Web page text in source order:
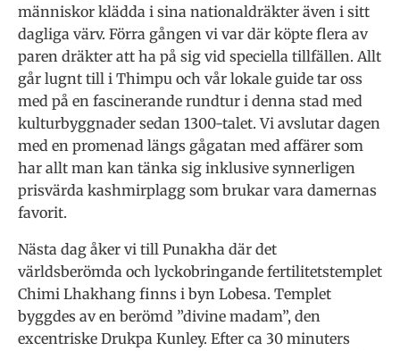
människor klädda i sina nationaldräkter även i sitt
dagliga värv. Förra gången vi var där köpte flera av
paren dräkter att ha på sig vid speciella tillfällen. Allt
går lugnt till i Thimpu och vår lokale guide tar oss
med på en fascinerande rundtur i denna stad med
kulturbyggnader sedan 1300-talet. Vi avslutar dagen
med en promenad längs gågatan med affärer som
har allt man kan tänka sig inklusive synnerligen
prisvärda kashmirplagg som brukar vara damernas
favorit.
Nästa dag åker vi till Punakha där det
världsberömda och lyckobringande fertilitetstemplet
Chimi Lhakhang finns i byn Lobesa. Templet
byggdes av en berömd ”divine madam”, den
excentriske Drukpa Kunley. Efter ca 30 minuters